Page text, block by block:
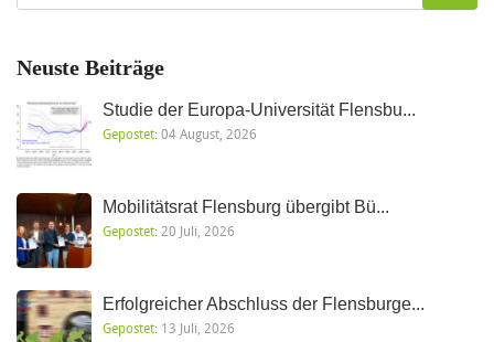
Neuste Beiträge
Studie der Europa-Universität Flensbu...
Gepostet:04 August, 2026
Mobilitätsrat Flensburg übergibt Bü...
Gepostet: 20 Juli, 2026
Erfolgreicher Abschluss der Flensburge...
Gepostet: 13 Juli, 2026